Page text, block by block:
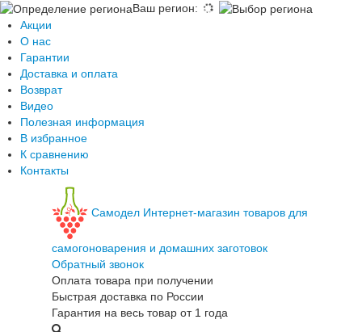
Ваш регион:
Акции
О нас
Гарантии
Доставка и оплата
Возврат
Видео
Полезная информация
В избранное
К сравнению
Контакты
Самодел Интернет-магазин товаров для
самогоноварения и домашних заготовок
Обратный звонок
Оплата товара при получении
Быстрая доставка по России
Гарантия на весь товар от 1 года